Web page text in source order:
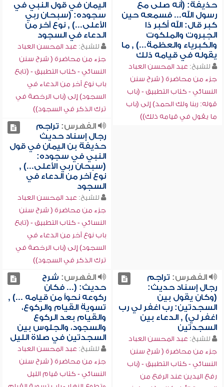
حذيفة: (أنه صلى مع
رسول الله... فسمعه حين
كبر قال: الله أكبر ذا
الجبروت والملكوت
والكبرياء والعظمة...) , ما
يقوله في قيامه ذلك
للشيخ: عبد المحسن العباد
جزء من محاضرة ( شرح سنن
النسائي - كتاب التطبيق - (باب
قوله: ربنا ولك الحمد) إلى (باب
ما يقول في قيامه ذلك))
اليمان في قول النبي في
سجوده: (سبحان ربي
الأعلى...) , نوع آخر من
الدعاء في السجود
للشيخ: عبد المحسن العباد
جزء من محاضرة ( شرح سنن
النسائي - كتاب التطبيق - (تابع
باب نوع آخر من الدعاء في
السجود) إلى (باب الرخصة في
ترك الذكر في السجود))
الفهرس: تراجم
رجال إسناد حديث
حذيفة بن اليمان في قول
النبي في سجوده:
(سبحان ربي الأعلى...) ,
نوع آخر من الدعاء في
السجود
للشيخ: عبد المحسن العباد
جزء من محاضرة ( شرح سنن
النسائي - كتاب التطبيق - (تابع
باب نوع آخر من الدعاء في
السجود) إلى (باب الرخصة في
ترك الذكر في السجود))
الفهرس: تراجم
رجال إسناد حديث:
(وكان يقول بين
السجدتين: رب اغفر لي رب
اغفر لي) , الدعاء بين
السجدتين
للشيخ: عبد المحسن العباد
جزء من محاضرة ( شرح سنن
النسائي - كتاب التطبيق - (باب
رفع اليدين عند الرفع من
الفهرس: شرح
حديث: (... فكان
ركوعه نحواً من قيامه ...) ,
تسوية القيام والركوع،
والقيام بعد الركوع
والسجود، والجلوس بين
السجدتين في صلاة الليل
للشيخ: عبد المحسن العباد
جزء من محاضرة ( شرح سنن
النسائي - كتاب قيام الليل